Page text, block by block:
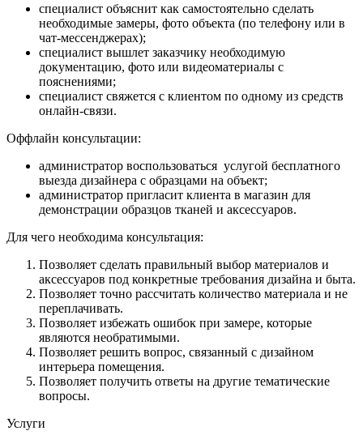
специалист объяснит как самостоятельно сделать
необходимые замеры, фото объекта (по телефону или в
чат-мессенджерах);
специалист вышлет заказчику необходимую
документацию, фото или видеоматериалы с
пояснениями;
специалист свяжется с клиентом по одному из средств
онлайн-связи.
Оффлайн консультации:
администратор воспользоваться услугой бесплатного
выезда дизайнера с образцами на объект;
администратор пригласит клиента в магазин для
демонстрации образцов тканей и аксессуаров.
Для чего необходима консультация:
Позволяет сделать правильный выбор материалов и
аксессуаров под конкретные требования дизайна и быта.
Позволяет точно рассчитать количество материала и не
переплачивать.
Позволяет избежать ошибок при замере, которые
являются необратимыми.
Позволяет решить вопрос, связанный с дизайном
интерьера помещения.
Позволяет получить ответы на другие тематические
вопросы.
Услуги